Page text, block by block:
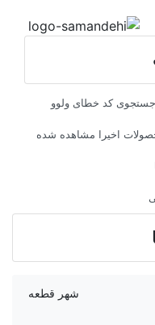
جستجوی کد خطای ولوو
اخیرا مشاهده شده
شهر قطعه